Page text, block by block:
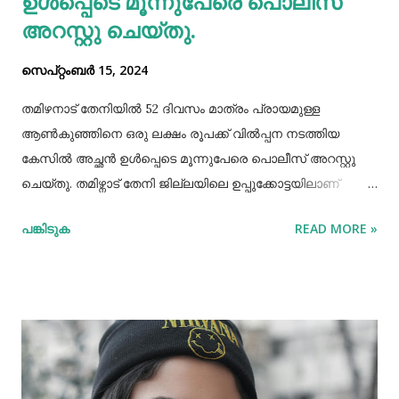
അറസ്റ്റു ചെയ്തു.
സെപ്റ്റംബർ 15, 2024
തമിഴനാട് തേനിയില്‍ 52 ദിവസം മാത്രം പ്രായമുള്ള
ആണ്‍കുഞ്ഞിനെ ഒരു ലക്ഷം രൂപക്ക് വില്‍പ്പന നടത്തിയ
കേസില്‍ അച്ഛൻ ഉള്‍പ്പെടെ മൂന്നുപേരെ പൊലീസ് അറസ്റ്റു
ചെയ്തു. തമിഴ്നാട് തേനി ജില്ലയിലെ ഉപ്പുക്കോട്ടയിലാണ്
സ്വദേശികളായ ദമ്ബതികളുമാണ് അറസ്റ്റിലായത്. തേനി
സമയവും മദ്യലഹരിയിലും. തന്‍റെ കുഞ്ഞിനെ ഒരു ലക്ഷം
രൂപക്ക് വില്‍പ്പന നടത്തിയതായി അച്ഛൻ
മദ്യലഹരിയിലിരിക്കെ സമീപവാസികളിലൊരാളോട് പറഞ്ഞു.
പങ്കിടുക READ MORE »